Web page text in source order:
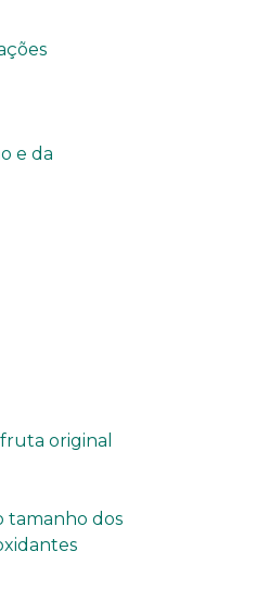
e da
original
tamanho dos